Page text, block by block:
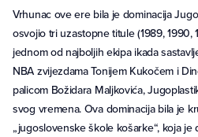
Vrhunac ove ere bila je dominacija
osvojio tri uzastopne titule (1989, 1990,
jednom od najboljih ekipa ikada
NBA zvijezdama Tonijem Kukočem i
palicom Božidara Maljkovića,
svog vremena. Ova dominacija bila je
„jugoslovenske škole košarke“, koja